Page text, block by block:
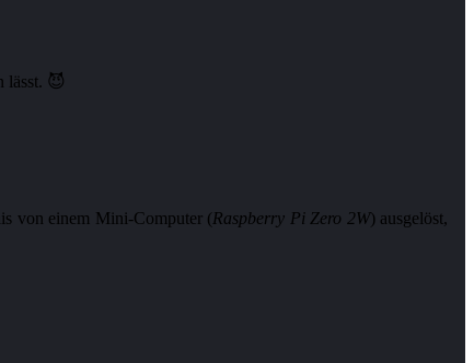
lässt. 😈
von einem Mini-Computer (Raspberry Pi Zero 2W) ausgelöst,